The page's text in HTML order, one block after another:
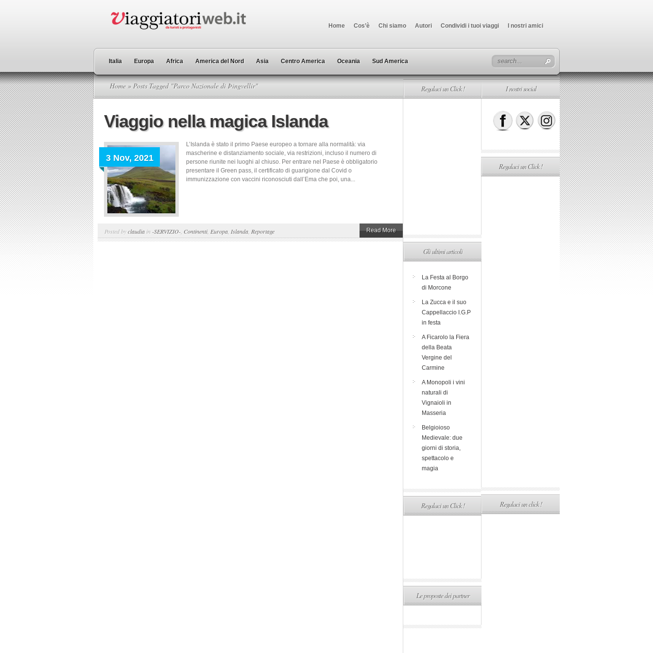
Home Cos’è Chi siamo Autori Condividi i tuoi viaggi I nostri amici
Italia Europa Africa America del Nord Asia Centro America Oceania Sud America
Home » Posts Tagged "Parco Nazionale di Þingvellir"
Viaggio nella magica Islanda
3 Nov, 2021
L’Islanda è stato il primo Paese europeo a tornare alla normalità: via
mascherine e distanziamento sociale, via restrizioni, incluso il numero di
persone riunite nei luoghi al chiuso. Per entrare nel Paese è obbligatorio
presentare il Green pass, il certificato di guarigione dal Covid o
immunizzazione con vaccini riconosciuti dall’Ema che poi, una...
Posted byclaudia in -SERVIZIO- Continenti, Europa Islanda Reportage Read More
Regalaci un Click !
Gli ultimi articoli
La Festa al Borgo
di Morcone
La Zucca e il suo
Cappellaccio I.G.P
in festa
A Ficarolo la Fiera
della Beata
Vergine del
Carmine
A Monopoli i vini
naturali di
Vignaioli in
Masseria
Belgioioso
Medievale: due
giorni di storia,
spettacolo e
magia
Regalaci un Click !
Le proposte dei partner
I nostri social
Regalaci un Click !
Regalaci un click !